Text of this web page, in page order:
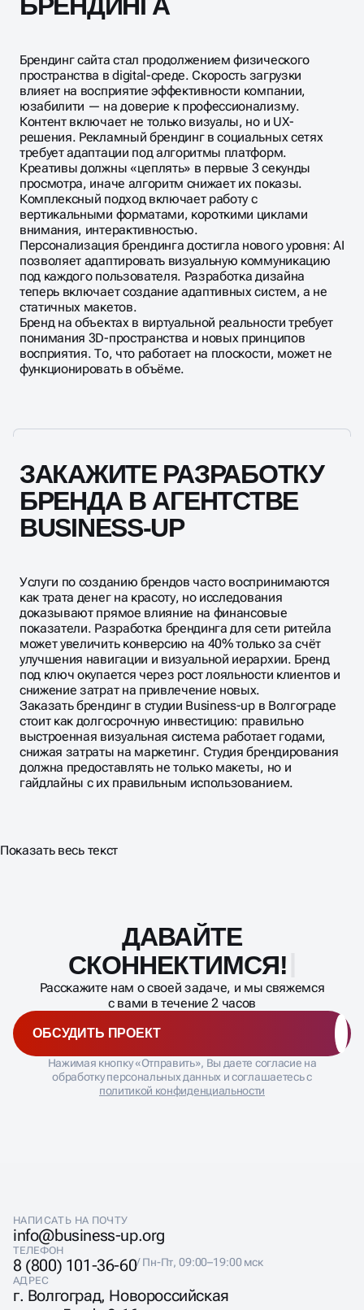
Брендинг сайта стал продолжением физического
пространства в digital-среде. Скорость загрузки
влияет на восприятие эффективности компании,
юзабилити — на доверие к профессионализму.
Контент включает не только визуалы, но и UX-
решения. Рекламный брендинг в социальных сетях
требует адаптации под алгоритмы платформ.
Креативы должны «цеплять» в первые 3 секунды
просмотра, иначе алгоритм снижает их показы.
Комплексный подход включает работу с
вертикальными форматами, короткими циклами
внимания, интерактивностью.
Персонализация брендинга достигла нового уровня: AI
позволяет адаптировать визуальную коммуникацию
под каждого пользователя. Разработка дизайна
теперь включает создание адаптивных систем, а не
статичных макетов.
Бренд на объектах в виртуальной реальности требует
понимания 3D-пространства и новых принципов
восприятия. То, что работает на плоскости, может не
функционировать в объёме.
ЗАКАЖИТЕ РАЗРАБОТКУ
БРЕНДА В АГЕНТСТВЕ
BUSINESS-UP
Услуги по созданию брендов часто воспринимаются
как трата денег на красоту, но исследования
доказывают прямое влияние на финансовые
показатели. Разработка брендинга для сети ритейла
может увеличить конверсию на 40% только за счёт
улучшения навигации и визуальной иерархии. Бренд
под ключ окупается через рост лояльности клиентов и
снижение затрат на привлечение новых.
Заказать брендинг в студии Business-up в Волгограде
стоит как долгосрочную инвестицию: правильно
выстроенная визуальная система работает годами,
снижая затраты на маркетинг. Студия брендирования
должна предоставлять не только макеты, но и
гайдлайны с их правильным использованием.
Показать весь текст
Масштабирование
процесса
ДАВАЙТЕ
СКОННЕКТИ
Расскажите нам о своей задаче, и мы свяжемся
с вами в течение 2 часов
ОБСУДИТЬ ПРОЕКТ
Нажимая кнопку «Отправить», Вы даете согласие на
обработку персональных данных и соглашаетесь с
политикой конфиденциальности
НАПИСАТЬ НА ПОЧТУ
info@business-up.org
ТЕЛЕФОН
8 (800) 101-36-60/ Пн-Пт, 09:00–19:00 мск
АДРЕС
г. Волгоград, Новороссийская